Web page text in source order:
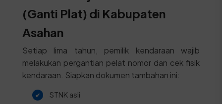
(Ganti Plat) di Kabupaten
Asahan
Setiap lima tahun, pemilik kendaraan wajib
melakukan pergantian pelat nomor dan cek fisik
kendaraan. Siapkan dokumen tambahan ini:
STNK asli